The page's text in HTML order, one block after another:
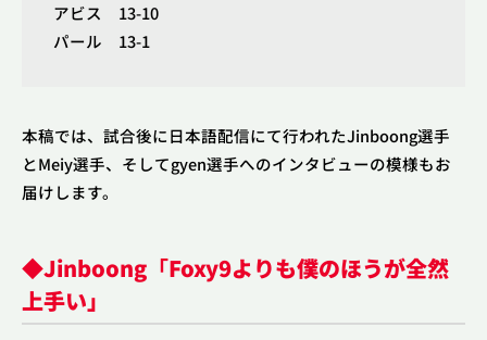
アビス 13-10
パール 13-1
本稿では、試合後に日本語配信にて行われたJinboong選手
とMeiy選手、そしてgyen選手へのインタビューの模様もお
届けします。
◆Jinboong 「Foxy9よりも僕のほうが全然
上手い」